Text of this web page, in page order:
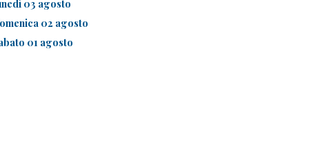
03 agosto
02 agosto
01 agosto